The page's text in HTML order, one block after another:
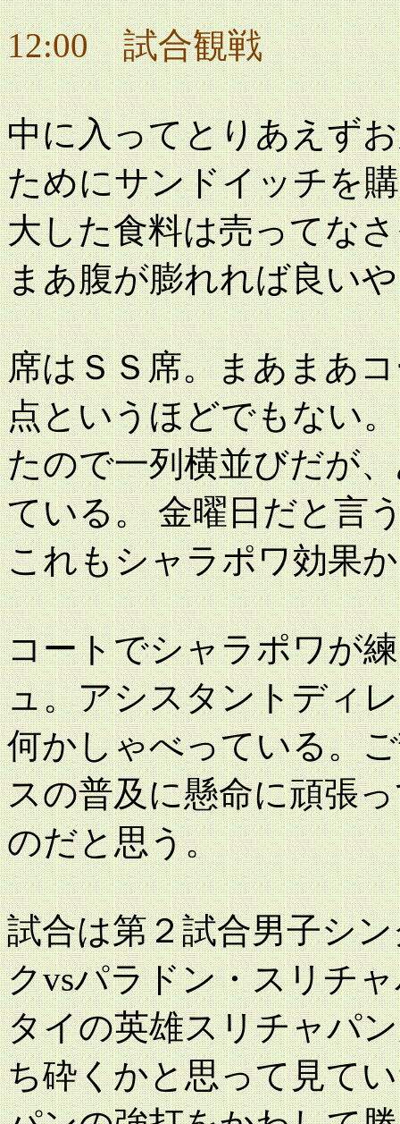
12:00試合観戦
中に入ってとりあえず
ためにサンドイッチを
大した食料は売ってな
まあ腹が膨れれば良い
席はＳＳ席。まあまあ
点というほどでもない
たので一列横並びだが
ている。 金曜日だと言
これもシャラポワ効果
コートでシャラポワが
ュ。アシスタントディ
何かしゃべっている。
スの普及に懸命に頑張
のだと思う。
試合は第２試合男子シ
クvsパラドン・スリチ
タイの英雄スリチャパ
ち砕くかと思って見て